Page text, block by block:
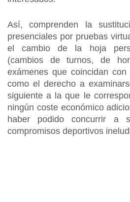
Así, comprenden la
presenciales por pruebas
el cambio de la hoja
(cambios de turnos, de
exámenes que coincidan
como el derecho a
siguiente a la que le
ningún coste económico
haber podido concurrir a
compromisos deportivos